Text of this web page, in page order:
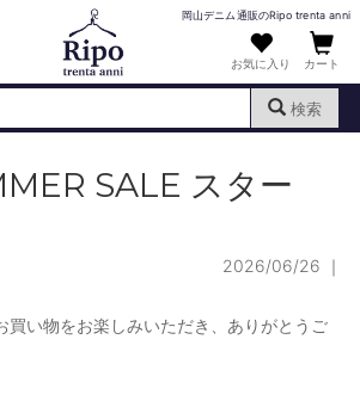
岡山デニム通販のRipo trenta anni
お気に入り カート
検索
録 ）
ツ
ス
SALE スター
2026/06/26 ｜
買い物をお楽しみいただき、ありがとうご